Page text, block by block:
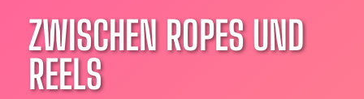
ZWISCHEN ROPES UND
REELS